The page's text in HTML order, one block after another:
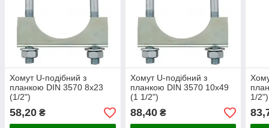
Хомут U-подібний з
планкою DIN 3570 8x23
(1/2")
58,20 ₴
Хомут U-подібний з
планкою DIN 3570 10x49
(1 1/2")
88,40₴
1/2")